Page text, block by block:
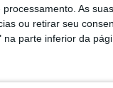
As
ou retirar seu
parte inferior da